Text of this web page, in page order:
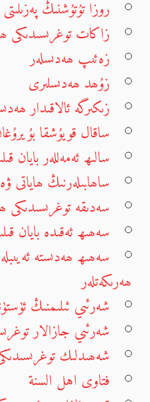
روزا تۇتۇشنىڭ
زاكات توغرىسىدىكى
زەئىپ ھەدىسلەر
زۇھد ھەدىسلىرى
زىكىرگە ئالاقىدار
ساقال قويۇشقا
سالىھ ئەمەللەر بايان
ساھابىلەرنىڭ ھاياتى
سەدىقە توغرىسىدىكى
سەھىھ ئەقىدە بايان
سەھىھ ھەدىستە
ھەرىكەتلەر
شەرئىي ئىلىمنىڭ
شەرئىي جازالار
شەھىدلىك
فتاوى اهل السنة